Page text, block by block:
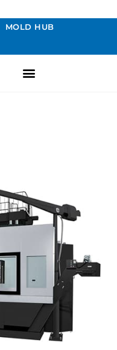
MOLD HUB